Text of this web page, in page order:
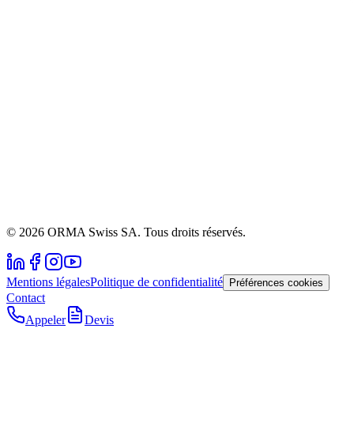
© 2026 ORMA Swiss SA. Tous droits réservés.
Mentions légalesPolitique de confidentialité Préférences cookies
Contact
Appeler
Devis